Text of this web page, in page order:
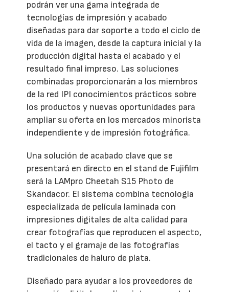
podrán ver una gama integrada de
tecnologías de impresión y acabado
diseñadas para dar soporte a todo el ciclo de
vida de la imagen, desde la captura inicial y la
producción digital hasta el acabado y el
resultado final impreso. Las soluciones
combinadas proporcionarán a los miembros
de la red IPI conocimientos prácticos sobre
los productos y nuevas oportunidades para
ampliar su oferta en los mercados minorista
independiente y de impresión fotográfica.
Una solución de acabado clave que se
presentará en directo en el stand de Fujifilm
será la LAMpro Cheetah S15 Photo de
Skandacor. El sistema combina tecnología
especializada de película laminada con
impresiones digitales de alta calidad para
crear fotografías que reproducen el aspecto,
el tacto y el gramaje de las fotografías
tradicionales de haluro de plata.
Diseñado para ayudar a los proveedores de